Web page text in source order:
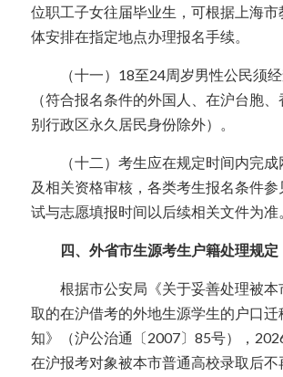
位职工子女往届毕业生，可根据上海
体安排在指定地点办理报名手续。
（十一）18至24周岁男性公民须经
（符合报名条件的外国人、在沪台胞
别行政区永久居民身份除外）。
（十二）考生应在规定时间内完成
及相关资格审核，各类考生报名条件
试与志愿填报时间以后续相关文件为准
四、外省市生源考生户籍处理规定
根据市公安局《关于妥善处理被本
取的在沪借考的外地生源学生的户口迁
知》（沪公治通〔2007〕85号），
在沪报考对象被本市普通高校录取后